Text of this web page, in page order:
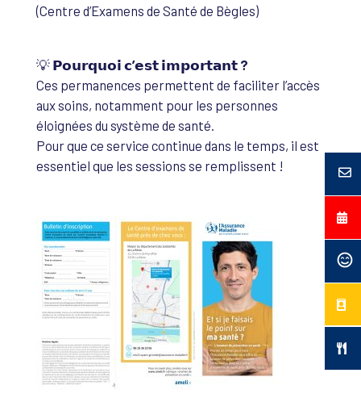
(Centre d’Examens de Santé de Bègles)
💡 𝗣𝗼𝘂𝗿𝗾𝘂𝗼𝗶 𝗰’𝗲𝘀𝘁 𝗶𝗺𝗽𝗼𝗿𝘁𝗮𝗻𝘁 ?
Ces permanences permettent de faciliter l’accès
aux soins, notamment pour les personnes
éloignées du système de santé.
Pour que ce service continue dans le temps, il est
essentiel que les sessions se remplissent !